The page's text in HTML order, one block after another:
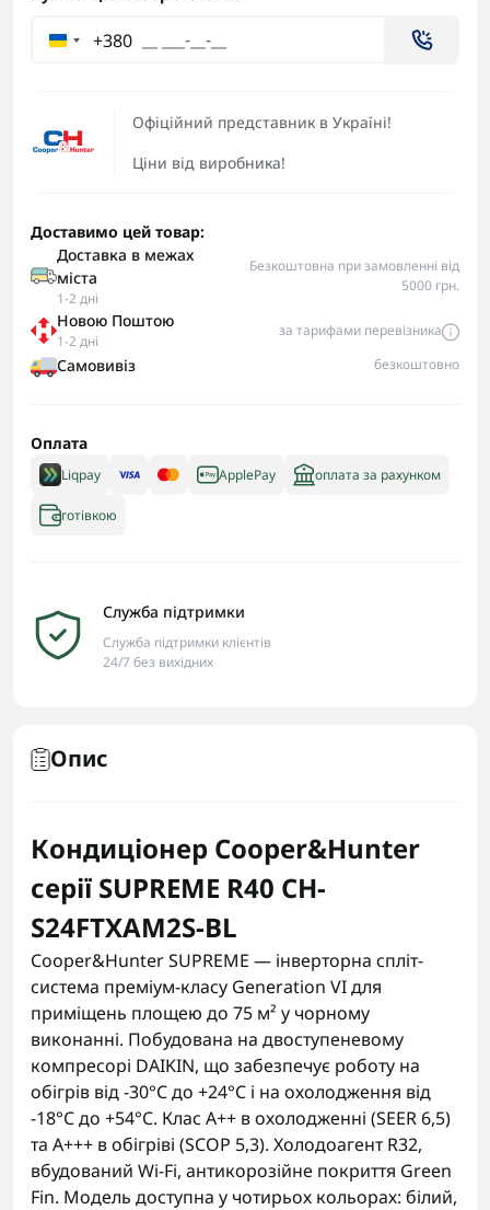
Офіційний представник в Україні!
Ціни від виробника!
+380
Доставимо цей товар:
Доставка в межах
міста
1-2 дні
Безкоштовна при замовленні від
5000 грн.
Новою Поштою
1-2 дні
за тарифами перевізника
Самовивіз безкоштовно
Оплата
Liqpay ApplePay оплата за рахунком
готівкою
Служба підтримки
Служба підтримки клієнтів
24/7 без вихідних
Опис
Кондиціонер Cooper&Hunter
серії SUPREME R40 CH-
S24FTXAM2S-BL
Cooper&Hunter SUPREME — інверторна спліт-
система преміум-класу Generation VI для
приміщень площею до 75 м² у чорному
виконанні. Побудована на двоступеневому
компресорі DAIKIN, що забезпечує роботу на
обігрів від -30°C до +24°C і на охолодження від
-18°C до +54°C. Клас A++ в охолодженні (SEER 6,5)
та A+++ в обігріві (SCOP 5,3). Холодоагент R32,
вбудований Wi-Fi, антикорозійне покриття Green
Fin. Модель доступна у чотирьох кольорах: білий,